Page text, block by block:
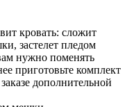
кровать: сложит
застелет пледом
нужно поменять
приготовьте комплект
дополнительной